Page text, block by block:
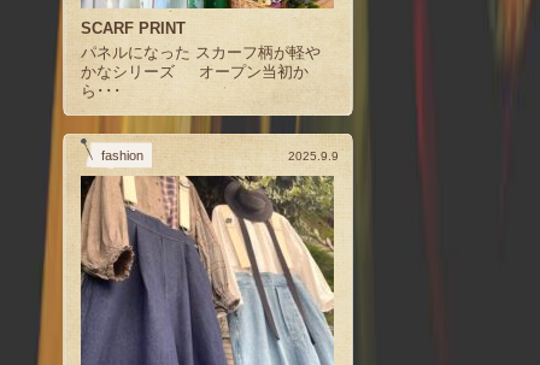
SCARF PRINT
パネルになった スカーフ柄が軽や
かなシリーズ オープン当初か
ら･･･
fashion 2025.9.9